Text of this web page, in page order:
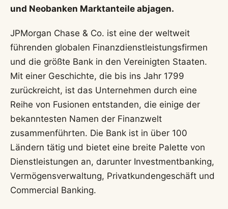
und Neobanken Marktanteile abjagen.
JPMorgan Chase & Co. ist eine der weltweit
führenden globalen Finanzdienstleistungsfirmen
und die größte Bank in den Vereinigten Staaten.
Mit einer Geschichte, die bis ins Jahr 1799
zurückreicht, ist das Unternehmen durch eine
Reihe von Fusionen entstanden, die einige der
bekanntesten Namen der Finanzwelt
zusammenführten. Die Bank ist in über 100
Ländern tätig und bietet eine breite Palette von
Dienstleistungen an, darunter Investmentbanking,
Vermögensverwaltung, Privatkundengeschäft und
Commercial Banking.